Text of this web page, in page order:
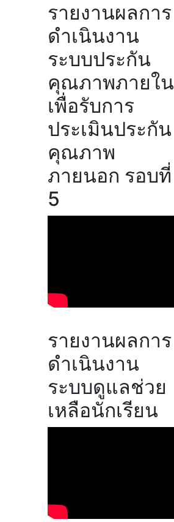
รายงานผลการ
ดำเนินงาน
ระบบประกัน
คุณภาพภายใน
เพื่อรับการ
ประเมินประกัน
คุณภาพ
ภายนอก รอบที่
5
รายงานผลการ
ดำเนินงาน
ระบบดูแลช่วย
เหลือนักเรียน